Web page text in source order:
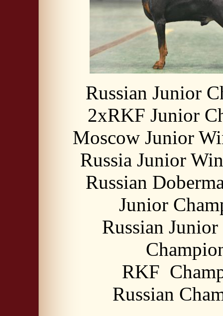
Russian Junior
2xRKF Junior
Moscow Junior
Russia Junior
Russian
Junior
Russian
RKF
Russian